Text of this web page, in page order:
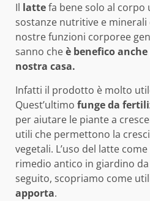
Il lattefa bene solo al corpo
sostanze nutritive e
nostre funzioni corporee
sanno cheè benefico
nostra casa.
Infatti il prodotto è molto
Quest’ultimo funge da
per aiutare le piante a
utili che permettono la
vegetali. L’uso del latte
rimedio antico in giardino
seguito, scopriamo come
apporta.